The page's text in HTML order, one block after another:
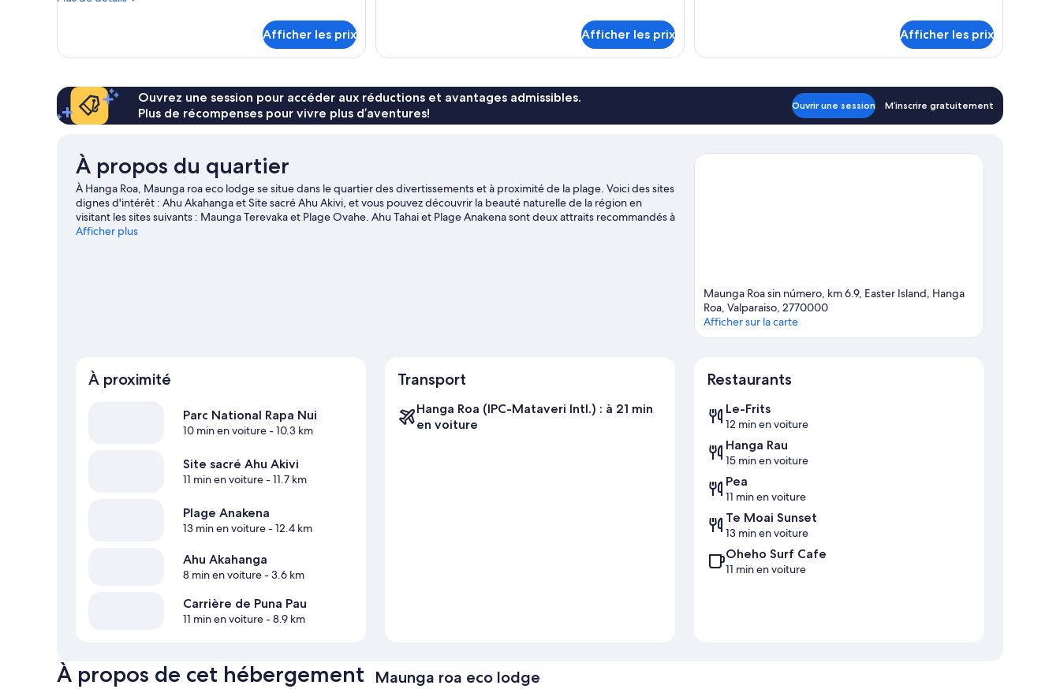
Chaumière
chambres,
sur
l’océan
Chaumière
chambres,
vue
sur
Afficher les prix Afficher les prix
romantique
Afficher les prix
Ouvrez une session pour accéder aux réductions et avantages admissibles.
Plus de récompenses pour vivre plus d’aventures!
Ouvrir une session M’inscrire gratuitement
À propos du quartier
À Hanga Roa, Maunga roa eco lodge se situe dans le quartier des divertissements et à proximité de la plage. Voici des sites
dignes d'intérêt : Ahu Akahanga et Site sacré Ahu Akivi, et vous pouvez découvrir la beauté naturelle de la région en
visitant les sites suivants : Maunga Terevaka et Plage Ovahe. Ahu Tahai et Plage Anakena sont deux attraits recommandés à
visiter. Profitez de la multitude d'activités aquatiques à proximité, comme le kayak, la plongée avec masque et tuba et le
Afficher plus
Maunga Roa sin número, km 6.9, Easter Island, Hanga
Roa, Valparaiso, 2770000
Afficher sur la carte
À proximité
Parc National Rapa Nui
10 min en voiture- 10.3 km
Site sacré Ahu Akivi
11 min en voiture- 11.7 km
Plage Anakena
13 min en voiture- 12.4 km
Ahu Akahanga
8 min en voiture- 3.6 km
Carrière de Puna Pau
11 min en voiture- 8.9 km
Transport
Hanga Roa (IPC-Mataveri Intl.) : à 21 min
en voiture
Restaurants
Le-Frits
12 min en voiture
Hanga Rau
15 min en voiture
Pea
11 min en voiture
Te Moai Sunset
13 min en voiture
Oheho Surf Cafe
11 min en voiture
À propos de cet hébergement Maunga roa eco lodge